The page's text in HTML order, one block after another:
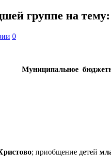
группе на
0
Муниципальное
Детский
; приобщение детей